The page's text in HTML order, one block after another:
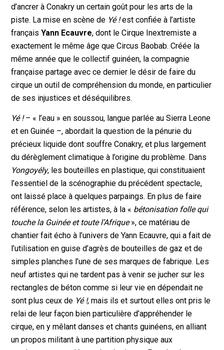
d’ancrer à Conakry un certain goût pour les arts de la
piste. La mise en scène de Yé !est confiée à l’artiste
françaisYann Ecauvre, dont le Cirque Inextremiste a
exactement le même âge que Circus Baobab. Créée la
même année que le collectif guinéen, la compagnie
française partage avec ce dernier le désir de faire du
cirque un outil de compréhension du monde, en particulier
de ses injustices et déséquilibres.
Yé !– « l’eau » en soussou, langue parlée au Sierra Leone
et en Guinée –, abordait la question de la pénurie du
précieux liquide dont souffre Conakry, et plus largement
du dérèglement climatique à l’origine du problème. Dans
Yongoyély, les bouteilles en plastique, qui constituaient
l’essentiel de la scénographie du précédent spectacle,
ont laissé place à quelques parpaings. En plus de faire
référence, selon les artistes, à la « bétonisation folle qui
touche la Guinée et toute l’Afrique», ce matériau de
chantier fait écho à l’univers de Yann Ecauvre, qui a fait de
l’utilisation en guise d’agrès de bouteilles de gaz et de
simples planches l’une de ses marques de fabrique. Les
neuf artistes qui ne tardent pas à venir se jucher sur les
rectangles de béton comme si leur vie en dépendait ne
sont plus ceux de Yé !, mais ils et surtout elles ont pris le
relai de leur façon bien particulière d’appréhender le
cirque, en y mêlant danses et chants guinéens, en alliant
un propos militant à une partition physique aux